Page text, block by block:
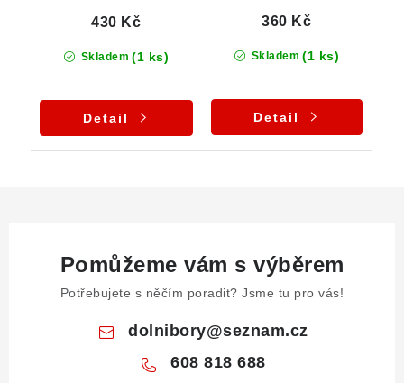
Skladem (1 ks)
430 Kč
Detail
Skladem (1 ks)
360 Kč
Detail
Pomůžeme vám s výběrem
Potřebujete s něčím poradit? Jsme tu pro vás!
dolnibory@seznam.cz
608 818 688